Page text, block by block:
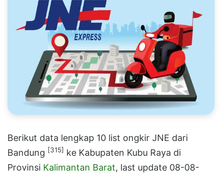
Berikut data lengkap 10 list ongkir JNE dari
Bandung [315] ke Kabupaten Kubu Raya di
Provinsi Kalimantan Barat, last update 08-08-